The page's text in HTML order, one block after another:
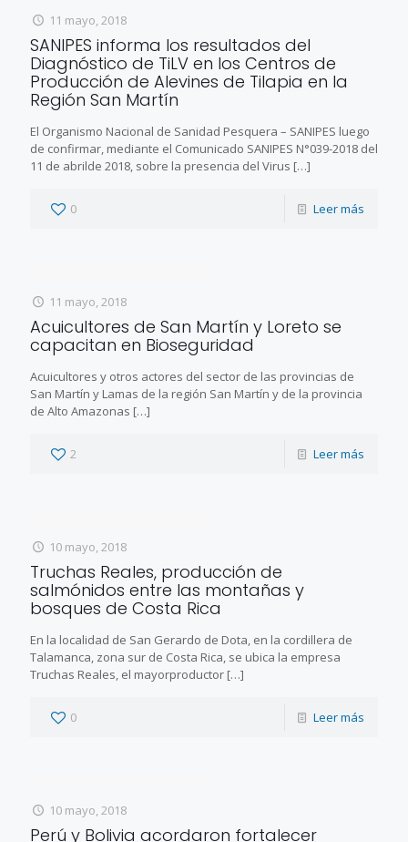
11 mayo, 2018
SANIPES informa los resultados del
Diagnóstico de TiLV en los Centros de
Producción de Alevines de Tilapia en la
Región San Martín
El Organismo Nacional de Sanidad Pesquera – SANIPES luego
de confirmar, mediante el Comunicado SANIPES N°039-2018 del
11 de abrilde 2018, sobre la presencia del Virus […]
0 Leer más
11 mayo, 2018
Acuicultores de San Martín y Loreto se
capacitan en Bioseguridad
Acuicultores y otros actores del sector de las provincias de
San Martín y Lamas de la región San Martín y de la provincia
de Alto Amazonas […]
2 Leer más
10 mayo, 2018
Truchas Reales, producción de
salmónidos entre las montañas y
bosques de Costa Rica
En la localidad de San Gerardo de Dota, en la cordillera de
Talamanca, zona sur de Costa Rica, se ubica la empresa
Truchas Reales, el mayorproductor […]
0 Leer más
10 mayo, 2018
Perú y Bolivia acordaron fortalecer